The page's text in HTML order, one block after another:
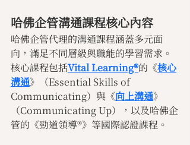
哈佛企管溝通課程核心內容
哈佛企管代理的溝通課程涵蓋多元面
向，滿足不同層級與職能的學習需求。
核心課程包括Vital Learning®的《核心
溝通》（Essential Skills of
Communicating）與《向上溝通》
（Communicating Up），以及哈佛企
管的《勁道領導®》等國際認證課程。